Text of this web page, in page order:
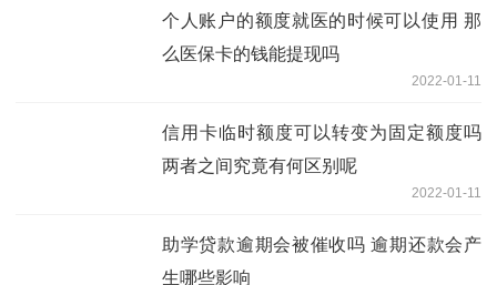
个人账户的额度就医的时候可以使用 那
么医保卡的钱能提现吗
2022-01-11
信用卡临时额度可以转变为固定额度吗
两者之间究竟有何区别呢
2022-01-11
助学贷款逾期会被催收吗 逾期还款会产
生哪些影响